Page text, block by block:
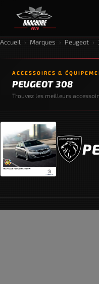
Accueil › Marques › Peugeot ›
ACCESSOIRES &
PEUGEOT 308
Trouvez les meilleurs